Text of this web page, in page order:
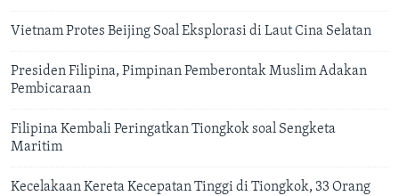
Vietnam Protes Beijing Soal Eksplorasi di Laut Cina Selatan
Presiden Filipina, Pimpinan Pemberontak Muslim Adakan
Pembicaraan
Filipina Kembali Peringatkan Tiongkok soal Sengketa
Maritim
Kecelakaan Kereta Kecepatan Tinggi di Tiongkok, 33 Orang